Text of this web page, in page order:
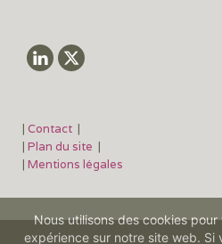
| Contact |
| Plan du site |
| Mentions légales
Nous utilisons des cookies
expérience sur notre site web. Si